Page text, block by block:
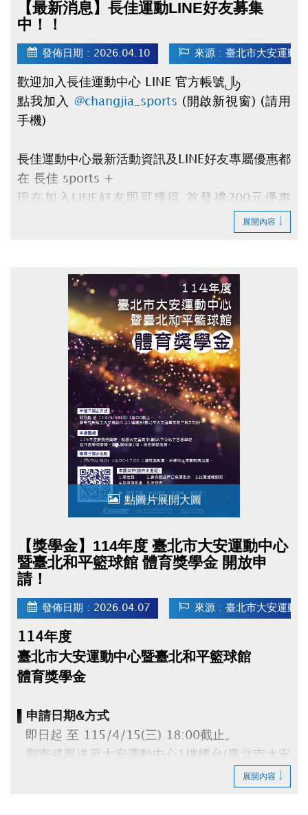
【最新消息】長佳運動LINE好友募集
中！！
發佈日期 : 2026.04.10 來源 : 臺北市大安運動
歡迎加入長佳運動中心 LINE 官方帳號：
點我加入 @changjia_sports (開啟新視窗) (請用
手機)
長佳運動中心最新活動資訊及LINE好友專屬優惠都
在 長佳 sports +
現在加入 LINE好友 即可獲得 首發禮200元優惠
展開內容
點圖片展開大圖
【獎學金】114年度 臺北市大安運動中心
暨臺北和平籃球館 體育獎學金 開放申
請！
發佈日期 : 2026.04.07 來源 : 臺北市大安運動
114年度
臺北市大安運動中心暨臺北和平籃球館
體育獎學金
▌申請日期&方式
即日起 至 115/4/15(三) 18:00截止。
郵寄或親送至大安運動中心1樓櫃台(臺北市大安
展開內容